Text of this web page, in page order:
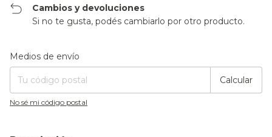
Cambios y devoluciones
Si no te gusta, podés cambiarlo por otro producto.
Entregas para el CP:
Medios de envío
Calcular
No sé mi código postal